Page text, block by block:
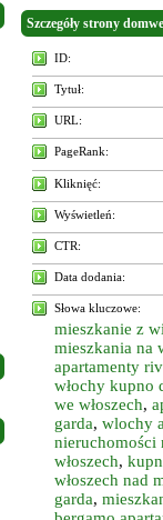
Szczegóły strony
ID:
Tytuł:
URL:
PageRank:
Kliknięć:
Wyświetleń:
CTR:
Data dodania:
Słowa kluczowe:
mieszkanie z
mieszkania na
apartamenty
włochy kupno
we włoszech,
garda, wlochy
nieruchomości
włoszech,
włoszech nad
garda,